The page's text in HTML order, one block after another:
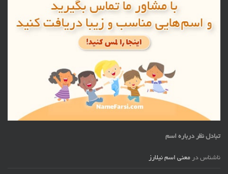
تبادل نظر درباره اسم
ناشناس در معنی اسم نیلارز